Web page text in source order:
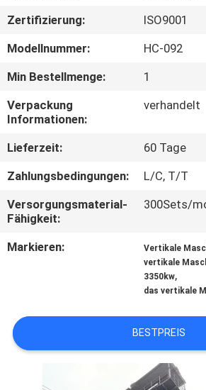
FABRIK-
AUSFLUG
QUALITÄTSKONTROLLE
TRETEN
SIE
MIT
UNS
IN
NACHRICHTEN
FÄLLE
Zertifizierung:
ISO9001
Modellnummer:
HC-092
Min Bestellmenge:
1
Verpackung
Informationen:
verhandelt
Lieferzeit:
60 Tage
Zahlungsbedingungen:
L/C, T/T
Versorgungsmaterial-
Fähigkeit:
300Sets/
Markieren: Vertikale
vertikale
3350kw,
das vertikale
BESTPREIS